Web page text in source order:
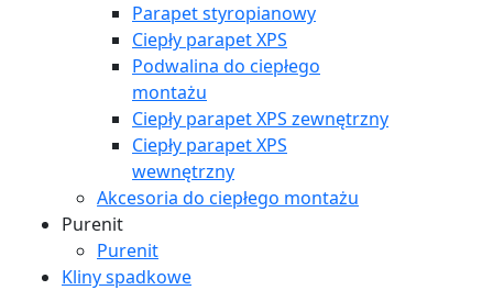
Parapet styropianowy
Ciepły parapet XPS
Podwalina do ciepłego
montażu
Ciepły parapet XPS zewnętrzny
Ciepły parapet XPS
wewnętrzny
Akcesoria do ciepłego montażu
Purenit
Purenit
Kliny spadkowe